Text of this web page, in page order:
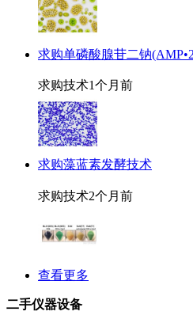
求购单磷酸腺苷二钠
求购技术1个月前
求购藻蓝素发酵技术
求购技术2个月前
查看更多
二手仪器设备